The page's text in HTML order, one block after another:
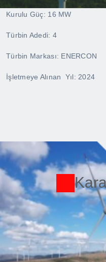
Kurulu Güç: 16 MW
Türbin Adedi: 4
Türbin Markası: ENERCON
İşletmeye Alınan Yıl: 2024